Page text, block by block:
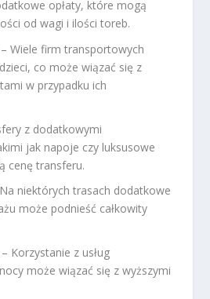
opłaty, które mogą
od wagi i ilości toreb.
– Wiele firm transportowych
co może wiązać się z
w przypadku ich
z dodatkowymi
jak napoje czy luksusowe
cenę transferu.
niektórych trasach dodatkowe
może podnieść całkowity
– Korzystanie z usług
może wiązać się z wyższymi